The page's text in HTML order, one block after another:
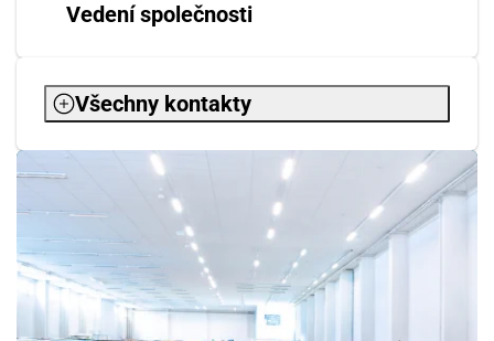
Vedení společnosti
Všechny kontakty